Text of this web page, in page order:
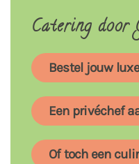
Catering door
Bestel jouw
Een privéchef
Of toch een